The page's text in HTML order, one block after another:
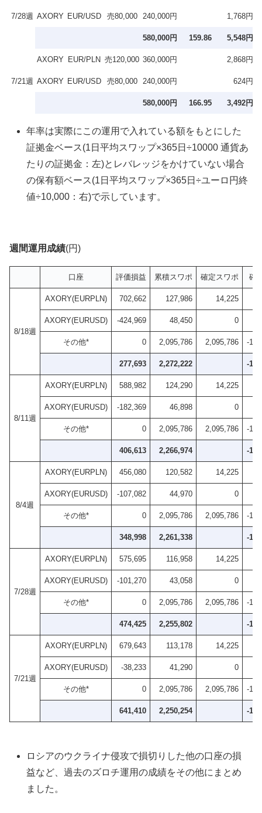
7/28週 AXORY EUR/USD 売80,000 240,000円 1,768円
580,000円 159.86 5,548円
7/21週
AXORY EUR/PLN 売120,000 360,000円 2,868円
AXORY EUR/USD 売80,000 240,000円 624円
580,000円 166.95 3,492円
年率は実際にこの運用で入れている額をもとにした
証拠金ベース(1日平均スワップ×365日÷10000 通貨あ
たりの証拠金：左)とレバレッジをかけていない場合
の保有額ベース(1日平均スワップ×365日÷ユーロ円終
値÷10,000：右)で示しています。
週間運用成績(円)
口座 評価損益 累積スワポ 確定スワポ 確
8/18週
AXORY(EURPLN) 702,662 127,986 14,225
AXORY(EURUSD) -424,969 48,450 0
その他* 0 2,095,786 2,095,786 -
277,693 2,272,222 -
8/11週
AXORY(EURPLN) 588,982 124,290 14,225
AXORY(EURUSD) -182,369 46,898 0
その他* 0 2,095,786 2,095,786 -
406,613 2,266,974 -
8/4週
AXORY(EURPLN) 456,080 120,582 14,225
AXORY(EURUSD) -107,082 44,970 0
その他* 0 2,095,786 2,095,786 -
348,998 2,261,338 -
7/28週
AXORY(EURPLN) 575,695 116,958 14,225
AXORY(EURUSD) -101,270 43,058 0
その他* 0 2,095,786 2,095,786 -
474,425 2,255,802 -
7/21週
AXORY(EURPLN) 679,643 113,178 14,225
AXORY(EURUSD) -38,233 41,290 0
その他* 0 2,095,786 2,095,786 -
641,410 2,250,254 -
ロシアのウクライナ侵攻で損切りした他の口座の損
益など、過去のズロチ運用の成績をその他にまとめ
ました。